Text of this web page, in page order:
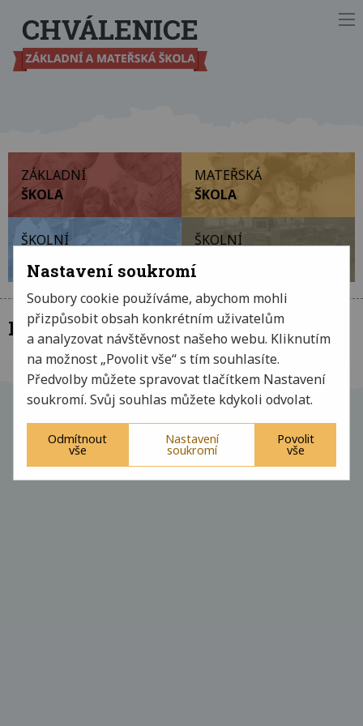
ZÁKLADNÍ
ŠKOLA
MATEŘSKÁ
ŠKOLA
ŠKOLNÍ
ŠKOLNÍ
Fotogalerie
Networm Studio
Přihlášení
Nastavení soukromí
Soubory cookie používáme, abychom mohli
přizpůsobit obsah konkrétním uživatelům
a analyzovat návštěvnost našeho webu. Kliknutím
na možnost „Povolit vše“ s tím souhlasíte.
Předvolby můžete spravovat tlačítkem Nastavení
soukromí. Svůj souhlas můžete kdykoli odvolat.
Odmítnout
vše
Nastavení
soukromí
Povolit
vše